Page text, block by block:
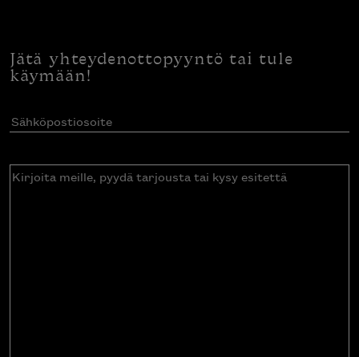
Jätä yhteydenottopyyntö tai tule
käymään!
Sähköpostiosoite(Pakollinen)
Kirjoita